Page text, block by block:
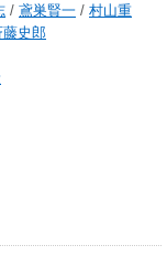
/ 鳶巣賢一 / 村山重
藤史郎